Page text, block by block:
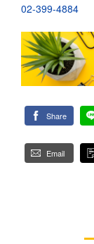
02-399-4884
Share
Email